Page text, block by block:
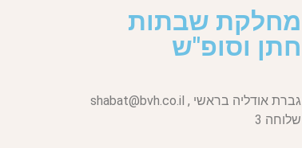
מחלקת שבתות
חתן וסופ"ש
גברת אודליה בראשי , shabat@bvh.co.il
שלוחה 3